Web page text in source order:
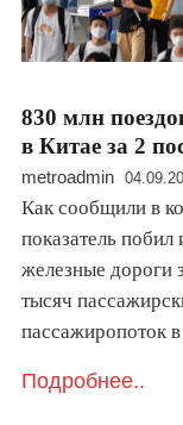
830 млн
в Китае за 2
metroadmin
Как сообщили в
показатель побил
железные дороги
тысяч
пассажиропоток
Подробнее..